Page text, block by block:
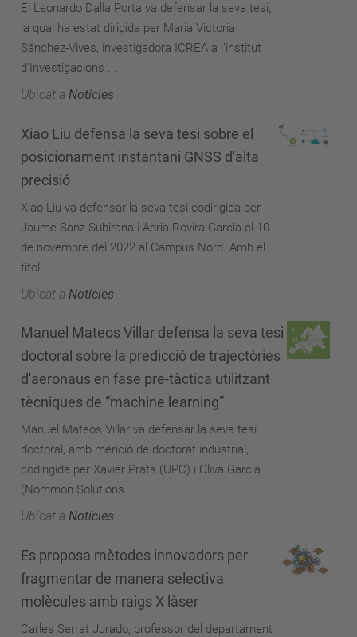
El Leonardo Dalla Porta va defensar la seva tesi,
la qual ha estat dirigida per Maria Victoria
Sánchez-Vives, investigadora ICREA a l’institut
d'Investigacions ...
Ubicat a Notícies
Xiao Liu defensa la seva tesi sobre el
posicionament instantani GNSS d'alta
precisió
Xiao Liu va defensar la seva tesi codirigida per
Jaume Sanz Subirana i Adria Rovira Garcia el 10
de novembre del 2022 al Campus Nord. Amb el
títol ...
Ubicat a Notícies
Manuel Mateos Villar defensa la seva tesi
doctoral sobre la predicció de trajectòries
d'aeronaus en fase pre-tàctica utilitzant
tècniques de “machine learning”
Manuel Mateos Villar va defensar la seva tesi
doctoral, amb menció de doctorat industrial,
codirigida per Xavier Prats (UPC) i Oliva Garcia
(Nommon Solutions ...
Ubicat a Notícies
Es proposa mètodes innovadors per
fragmentar de manera selectiva
molècules amb raigs X làser
Carles Serrat Jurado, professor del departament